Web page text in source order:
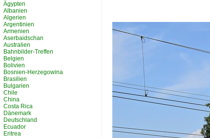
Ägypten
Albanien
Algerien
Argentinien
Armenien
Aserbaidschan
Australien
Bahnbilder-Treffen
Belgien
Bolivien
Bosnien-Herzegowina
Brasilien
Bulgarien
Chile
China
Costa Rica
Dänemark
Deutschland
Ecuador
Eritrea